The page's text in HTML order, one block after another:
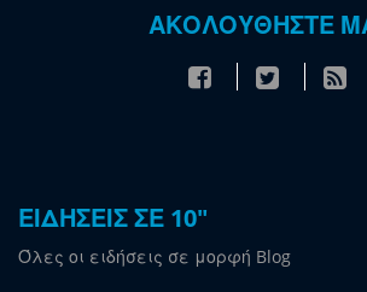
ΑΚΟΛΟΥΘΗΣΤΕ
ΕΙΔΗΣΕΙΣ ΣΕ 10"
Όλες οι ειδήσεις σε μορφή Blog